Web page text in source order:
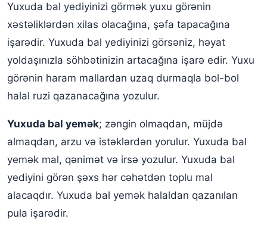
Yuxuda bal yediyinizi görmək yuxu görənin
xəstəliklərdən xilas olacağına, şəfa tapacağına
işarədir. Yuxuda bal yediyinizi görsəniz, həyat
yoldaşınızla söhbətinizin artacağına işarə edir. Yuxu
görənin haram mallardan uzaq durmaqla bol-bol
halal ruzi qazanacağına yozulur.
Yuxuda bal yemək; zəngin olmaqdan, müjdə
almaqdan, arzu və istəklərdən yorulur. Yuxuda bal
yemək mal, qənimət və irsə yozulur. Yuxuda bal
yediyini görən şəxs hər cəhətdən toplu mal
alacaqdır. Yuxuda bal yemək halaldan qazanılan
pula işarədir.